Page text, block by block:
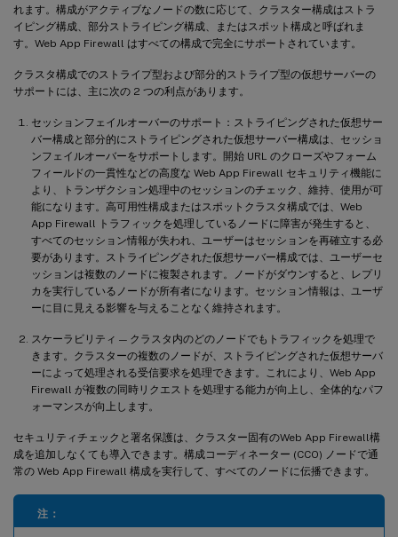
れます。構成がアクティブなノードの数に応じて、クラスター構成はストラ
イピング構成、部分ストライピング構成、またはスポット構成と呼ばれま
す。Web App Firewall はすべての構成で完全にサポートされています。
クラスタ構成でのストライプ型および部分的ストライプ型の仮想サーバーの
サポートには、主に次の 2 つの利点があります。
セッションフェイルオーバーのサポート：ストライピングされた仮想サー
バー構成と部分的にストライピングされた仮想サーバー構成は、セッショ
ンフェイルオーバーをサポートします。開始 URL のクローズやフォーム
フィールドの一貫性などの高度な Web App Firewall セキュリティ機能に
より、トランザクション処理中のセッションのチェック、維持、使用が可
能になります。高可用性構成またはスポットクラスタ構成では、Web
App Firewall トラフィックを処理しているノードに障害が発生すると、
すべてのセッション情報が失われ、ユーザーはセッションを再確立する必
要があります。ストライピングされた仮想サーバー構成では、ユーザーセ
ッションは複数のノードに複製されます。ノードがダウンすると、レプリ
カを実行しているノードが所有者になります。セッション情報は、ユーザ
ーに目に見える影響を与えることなく維持されます。
スケーラビリティ — クラスタ内のどのノードでもトラフィックを処理で
きます。クラスターの複数のノードが、ストライピングされた仮想サーバ
ーによって処理される受信要求を処理できます。これにより、Web App
Firewall が複数の同時リクエストを処理する能力が向上し、全体的なパフ
ォーマンスが向上します。
セキュリティチェックと署名保護は、クラスター固有のWeb App Firewall構
成を追加しなくても導入できます。構成コーディネーター (CCO) ノードで通
常の Web App Firewall 構成を実行して、すべてのノードに伝播できます。
注：